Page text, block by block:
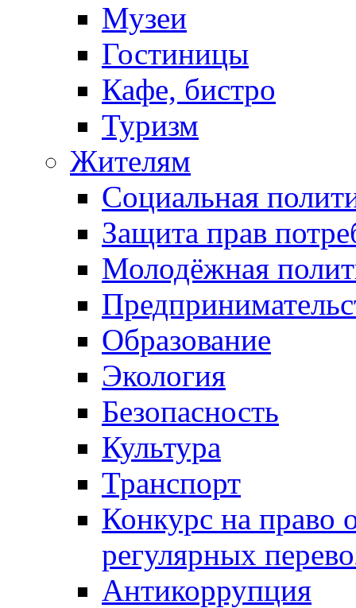
Музеи
Гостиницы
Кафе, бистро
Туризм
Жителям
Социальная
Защита прав
Молодёжная
Образование
Экология
Безопасность
Культура
Транспорт
Конкурс на право
регулярных
Антикоррупция